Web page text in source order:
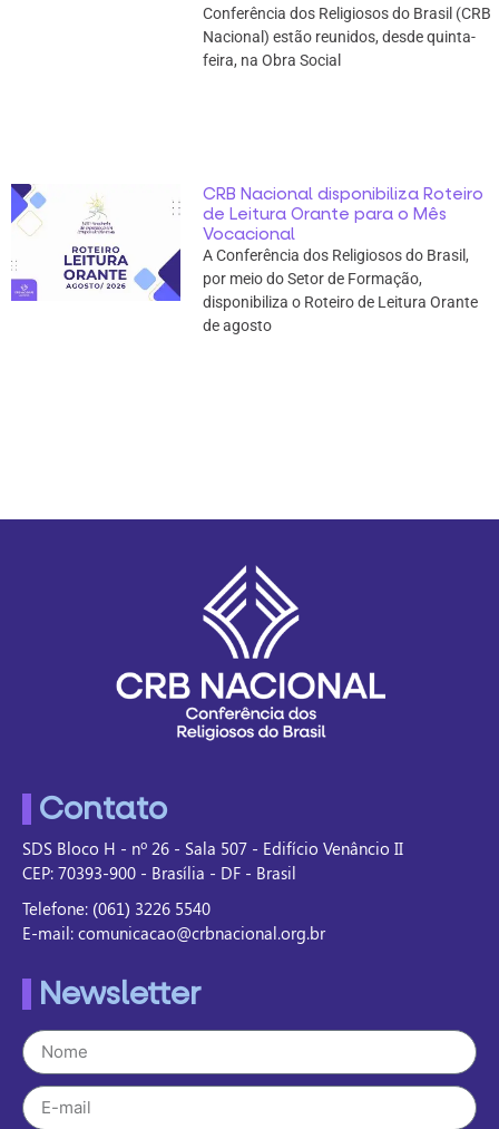
Conferência dos Religiosos do Brasil (CRB
Nacional) estão reunidos, desde quinta-
feira, na Obra Social
CRB Nacional disponibiliza Roteiro
de Leitura Orante para o Mês
Vocacional
A Conferência dos Religiosos do Brasil,
por meio do Setor de Formação,
disponibiliza o Roteiro de Leitura Orante
de agosto
Contato
SDS Bloco H - nº 26 - Sala 507 - Edifício Venâncio II
CEP: 70393-900 - Brasília - DF - Brasil
Telefone: (061) 3226 5540
E-mail: comunicacao@crbnacional.org.br
Newsletter